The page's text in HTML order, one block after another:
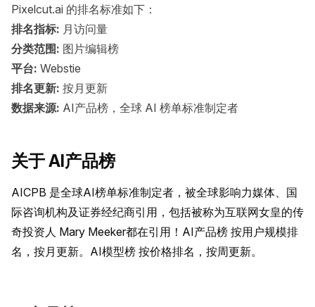
Pixelcut.ai 的排名标准如下：
排名指标: 月访问量
分类范围: 图片编辑榜
平台: Webstie
排名更新: 按月更新
数据来源: AI产品榜，全球 AI 榜单标准制定者
关于 AI产品榜
AICPB 是全球AI榜单标准制定者，被全球影响力媒体、国
际咨询机构及证券经纪商引用，包括被称为互联网女皇的传
奇投资人 Mary Meeker都在引用！AI产品榜 按用户规模排
名，按月更新。AI模型榜 按价格排名，按周更新。